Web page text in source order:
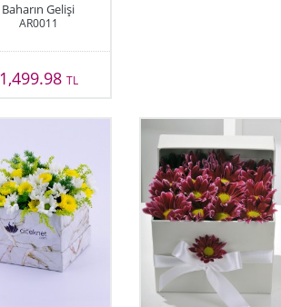
Baharın Gelişi
AR0011
1,499.98 TL